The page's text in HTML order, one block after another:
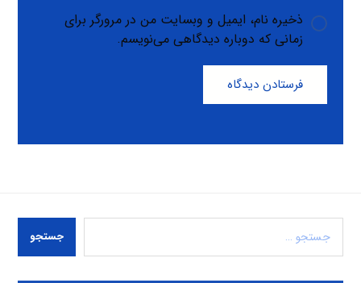
ذخیره نام، ایمیل و وبسایت من در مرورگر برای
زمانی که دوباره دیدگاهی می‌نویسم.
فرستادن دیدگاه
جستجو